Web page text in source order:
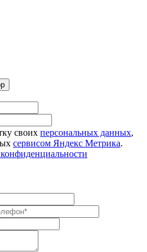
своих персональных данных,
сервисом Яндекс Метрика.